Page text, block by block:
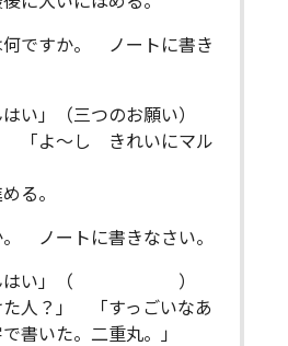
何ですか。 ノートに書き
い」（三つのお願い）
「よ～し きれいにマル
る。
ノートに書きなさい。
さんはい」（ ）
人？」 「すっごいなあ
書いた。二重丸。」